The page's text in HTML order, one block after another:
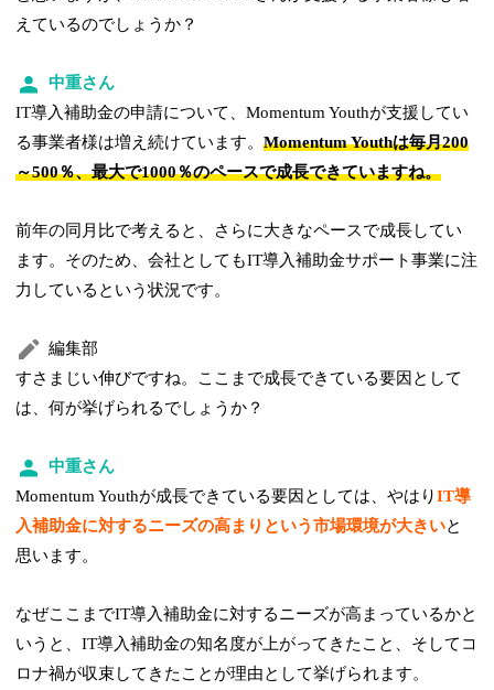
えているのでしょうか？
中重さん
IT導入補助金の申請について、Momentum Youthが支援してい
る事業者様は増え続けています。Momentum Youthは毎月200
～500％、最大で1000％のペースで成長できていますね。
前年の同月比で考えると、さらに大きなペースで成長してい
ます。そのため、会社としてもIT導入補助金サポート事業に注
力しているという状況です。
編集部
すさまじい伸びですね。ここまで成長できている要因として
は、何が挙げられるでしょうか？
中重さん
Momentum Youthが成長できている要因としては、やはりIT導
入補助金に対するニーズの高まりという市場環境が大きいと
思います。
なぜここまでIT導入補助金に対するニーズが高まっているかと
いうと、IT導入補助金の知名度が上がってきたこと、そしてコ
ロナ禍が収束してきたことが理由として挙げられます。